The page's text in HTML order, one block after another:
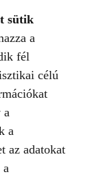
sütik
a
fél
célú
a
a
az adatokat
a